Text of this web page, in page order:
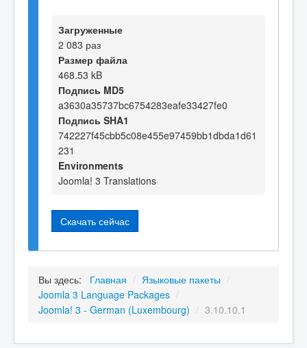
Загруженные
2 083 раз
Размер файла
468.53 kB
Подпись MD5
a3630a35737bc6754283eafe33427fe0
Подпись SHA1
742227f45cbb5c08e455e97459bb1dbda1d61
231
Environments
Joomla! 3 Translations
Скачать сейчас
Вы здесь: Главная / Языковые пакеты /
Joomla 3 Language Packages /
Joomla! 3 - German (Luxembourg) / 3.10.10.1